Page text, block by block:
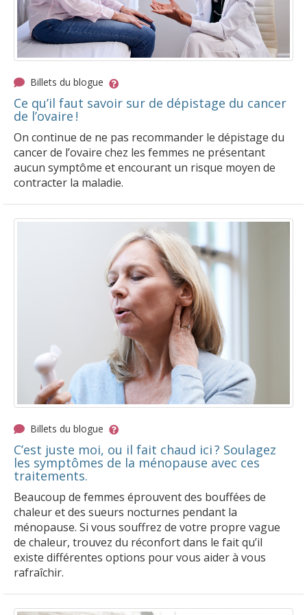
Billets du blogue
Ce qu’il faut savoir sur de dépistage du cancer
de l’ovaire !
On continue de ne pas recommander le dépistage du
cancer de l’ovaire chez les femmes ne présentant
aucun symptôme et encourant un risque moyen de
contracter la maladie.
Billets du blogue
C’est juste moi, ou il fait chaud ici ? Soulagez
les symptômes de la ménopause avec ces
traitements.
Beaucoup de femmes éprouvent des bouffées de
chaleur et des sueurs nocturnes pendant la
ménopause. Si vous souffrez de votre propre vague
de chaleur, trouvez du réconfort dans le fait qu’il
existe différentes options pour vous aider à vous
rafraîchir.